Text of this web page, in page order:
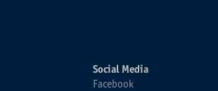
Social Media
Facebook